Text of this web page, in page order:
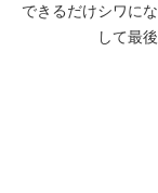
できるだけシワに
して最